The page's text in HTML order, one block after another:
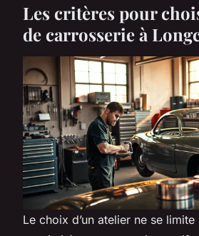
Les critères pour
de carrosserie à
Le choix d’un atelier ne se limite